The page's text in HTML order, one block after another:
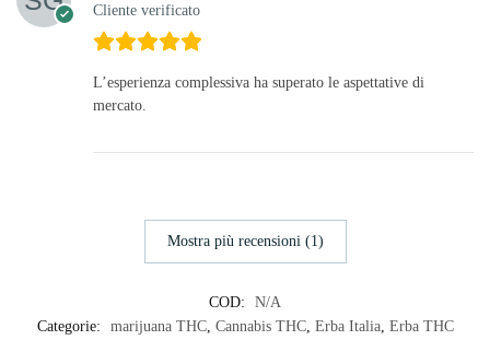
Cliente verificato
L’esperienza complessiva ha superato le aspettative di
mercato.
Mostra più recensioni (1)
COD:
N/A
Categorie:
marijuana THC, Cannabis THC, Erba Italia, Erba THC